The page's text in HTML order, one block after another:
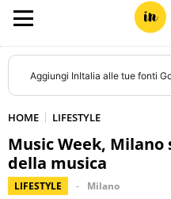
Aggiungi InItalia alle tue fonti
HOME LIFESTYLE
Music Week,
della musica
LIFESTYLE Milano